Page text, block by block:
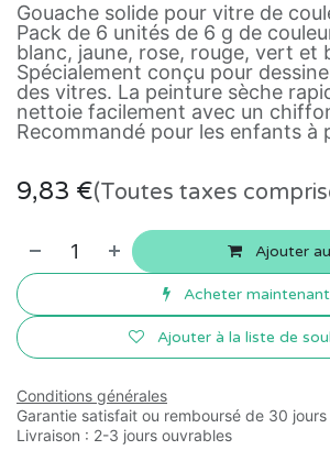
Gouache solide pour vitre de
Pack de 6 unités de 6 g de
blanc, jaune, rose, rouge, vert et
Spécialement conçu pour
des vitres. La peinture sèche
nettoie facilement avec un
Recommandé pour les enfants à
9,83 €(Toutes taxes
Ajouter
Acheter maintenant
Ajouter à la liste de
Conditions générales
Garantie satisfait ou remboursé de 30 jours
Livraison : 2-3 jours ouvrables